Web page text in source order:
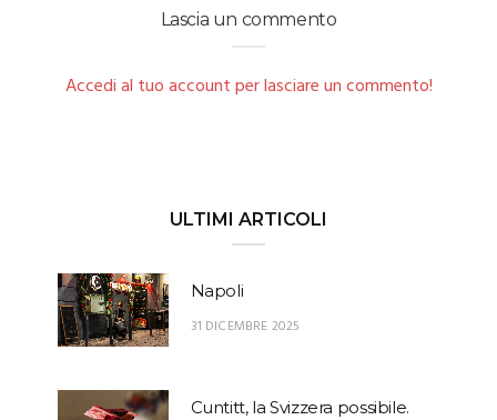
Lascia un commento
Accedi al tuo account per lasciare un commento!
ULTIMI ARTICOLI
Napoli
31 DICEMBRE 2025
Cuntitt, la Svizzera possibile.